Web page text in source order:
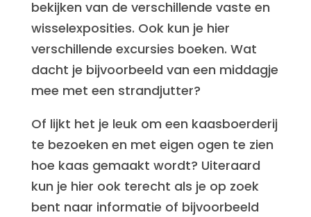
bekijken van de verschillende vaste en
wisselexposities. Ook kun je hier
verschillende excursies boeken. Wat
dacht je bijvoorbeeld van een middagje
mee met een strandjutter?
Of lijkt het je leuk om een kaasboerderij
te bezoeken en met eigen ogen te zien
hoe kaas gemaakt wordt? Uiteraard
kun je hier ook terecht als je op zoek
bent naar informatie of bijvoorbeeld